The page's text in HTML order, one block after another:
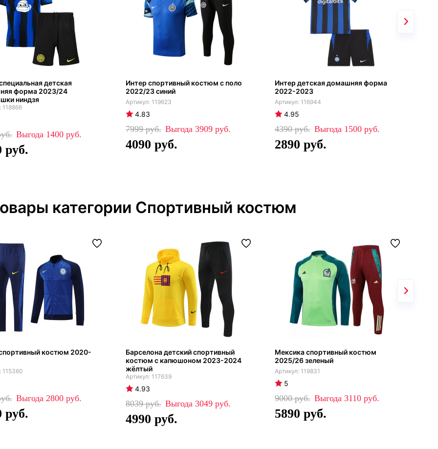
детская
форма 2023/24
ниндзя
118866
1400
Интер спортивный костюм с поло
2022/23 синий
119623
4.83
7999 3909
4090
Интер детская домашняя форма
2022-2023
116944
4.95
4390 1500
2890
категории Спортивный костюм
костюм 2020-
115360
2800
Барселона детский спортивный
костюм с капюшоном 2023-2024
жёлтый
117639
4.93
8039 3049
4990
Мексика спортивный костюм
2025/26 зеленый
119831
5
9000 3110
5890